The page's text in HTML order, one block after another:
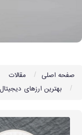
صفحه اصلی
مقالات
بهترین ارزهای دیجیتال